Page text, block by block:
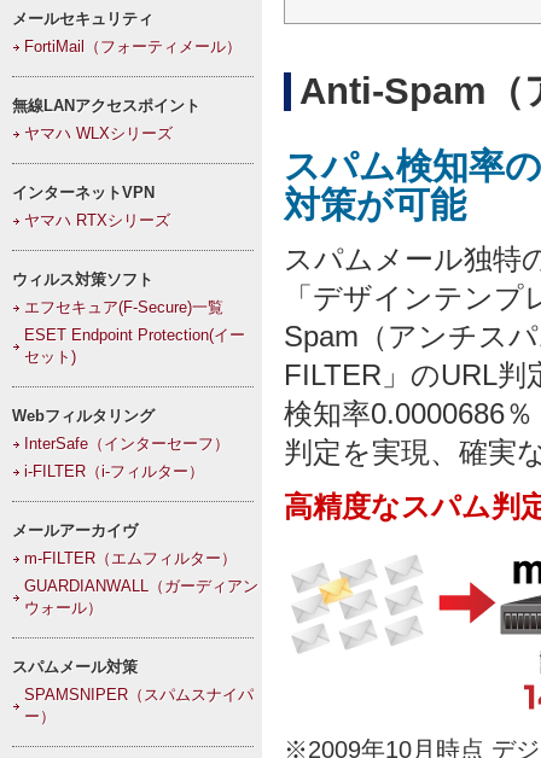
Anti-Spam（
スパム検知率
対策が可能
スパムメール独特
「デザインテン
Spam（アンチス
FILTER」のURL
検知率0.0000686
判定を実現、確実
高精度なスパム判
※2009年10月時点 デ
メールセキュリティ
FortiMail（フォーティメール）
無線LANアクセスポイント
ヤマハ WLXシリーズ
インターネットVPN
ヤマハ RTXシリーズ
ウィルス対策ソフト
エフセキュア(F-Secure)一覧
ESET Endpoint Protection(イー
セット)
Webフィルタリング
InterSafe（インターセーフ）
i-FILTER（i-フィルター）
メールアーカイヴ
m-FILTER（エムフィルター）
GUARDIANWALL（ガーディアン
ウォール）
スパムメール対策
SPAMSNIPER（スパムスナイパ
ー）